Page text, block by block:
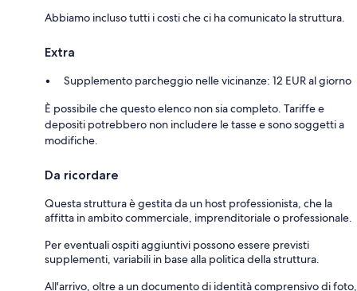
Abbiamo incluso tutti i costi che ci ha comunicato la struttura.
Extra
Supplemento parcheggio nelle vicinanze: 12 EUR al giorno
È possibile che questo elenco non sia completo. Tariffe e
depositi potrebbero non includere le tasse e sono soggetti a
modifiche.
Da ricordare
Questa struttura è gestita da un host professionista, che la
affitta in ambito commerciale, imprenditoriale o professionale.
Per eventuali ospiti aggiuntivi possono essere previsti
supplementi, variabili in base alla politica della struttura.
All'arrivo, oltre a un documento di identità comprensivo di foto,